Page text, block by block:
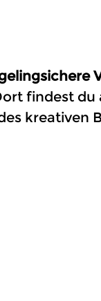
findest du
kreativen